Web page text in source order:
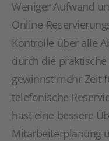
Weniger Aufwand
Online-
Kontrolle über alle
durch die
gewinnst mehr Zeit
telefonische
hast eine bessere
Mitarbeiterplanung